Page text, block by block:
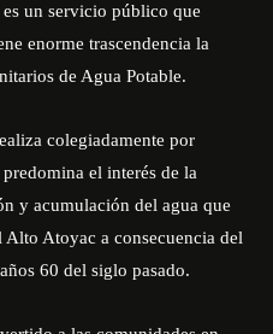
un servicio público que
enorme trascendencia la
de Agua Potable.
colegiadamente por
el interés de la
y acumulación del agua que
Atoyac a consecuencia del
60 del siglo pasado.